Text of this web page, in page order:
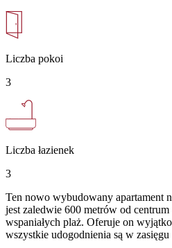
Liczba pokoi
3
Liczba łazienek
3
Ten nowo wybudowany apartament
jest zaledwie 600 metrów od
wspaniałych plaż. Oferuje on
wszystkie udogodnienia są w zasięgu